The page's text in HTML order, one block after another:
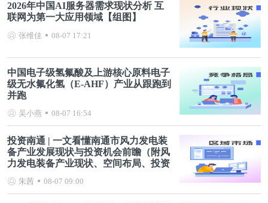
2026年中国AI服务器需求现状分析 互
联网为第一大应用领域【组图】
张维佳 08-07 17:21
中国电子级氢氟酸及上游核心原料电子
级无水氟化氢（E-AHF）产业从跟跑到
并跑
吴小燕 08-07 16:54
投资南通 | 一文看懂南通市风力发电装
备产业发展现状与投资机会前瞻（附风
力发电装备产业现状、空间布局、投资
朱茜 08-07 09:00